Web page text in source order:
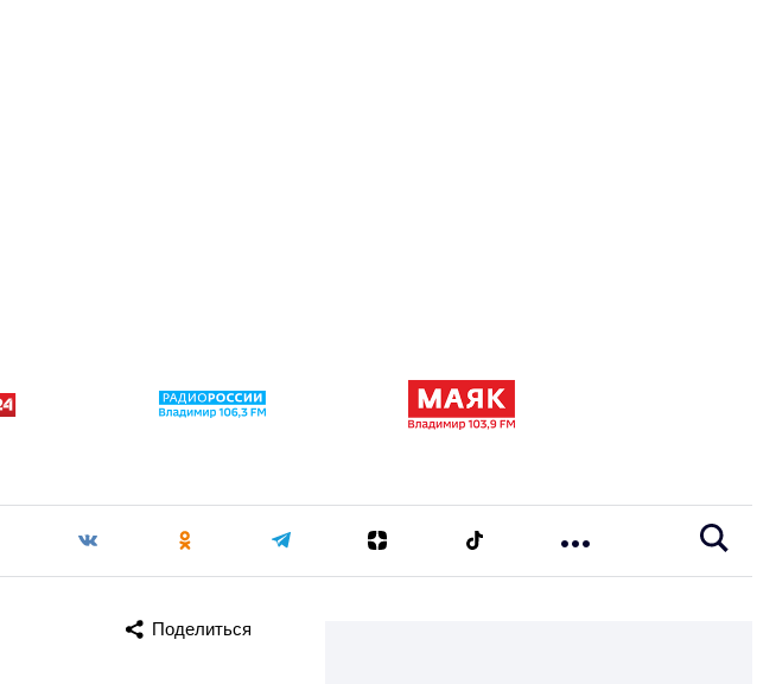
Поделиться